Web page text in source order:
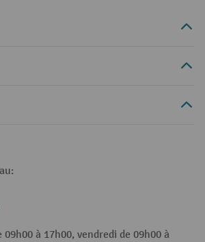
à 17h00, vendredi de 09h00 à